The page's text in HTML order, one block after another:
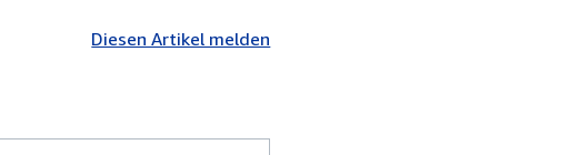
Diesen Artikel melden